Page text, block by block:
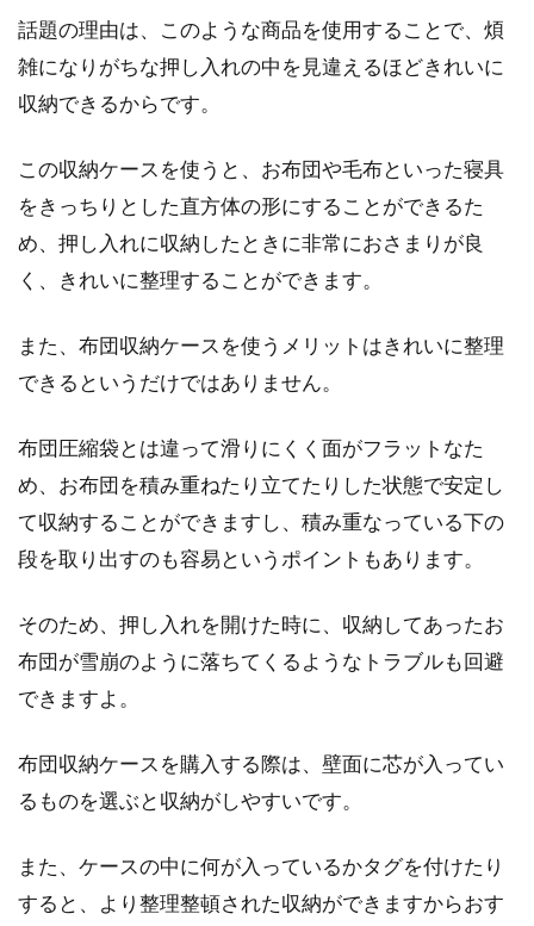
話題の理由は、このような商品を使用することで、煩
雑になりがちな押し入れの中を見違えるほどきれいに
収納できるからです。
この収納ケースを使うと、お布団や毛布といった寝具
をきっちりとした直方体の形にすることができるた
め、押し入れに収納したときに非常におさまりが良
く、きれいに整理することができます。
また、布団収納ケースを使うメリットはきれいに整理
できるというだけではありません。
布団圧縮袋とは違って滑りにくく面がフラットなた
め、お布団を積み重ねたり立てたりした状態で安定し
て収納することができますし、積み重なっている下の
段を取り出すのも容易というポイントもあります。
そのため、押し入れを開けた時に、収納してあったお
布団が雪崩のように落ちてくるようなトラブルも回避
できますよ。
布団収納ケースを購入する際は、壁面に芯が入ってい
るものを選ぶと収納がしやすいです。
また、ケースの中に何が入っているかタグを付けたり
すると、より整理整頓された収納ができますからおす